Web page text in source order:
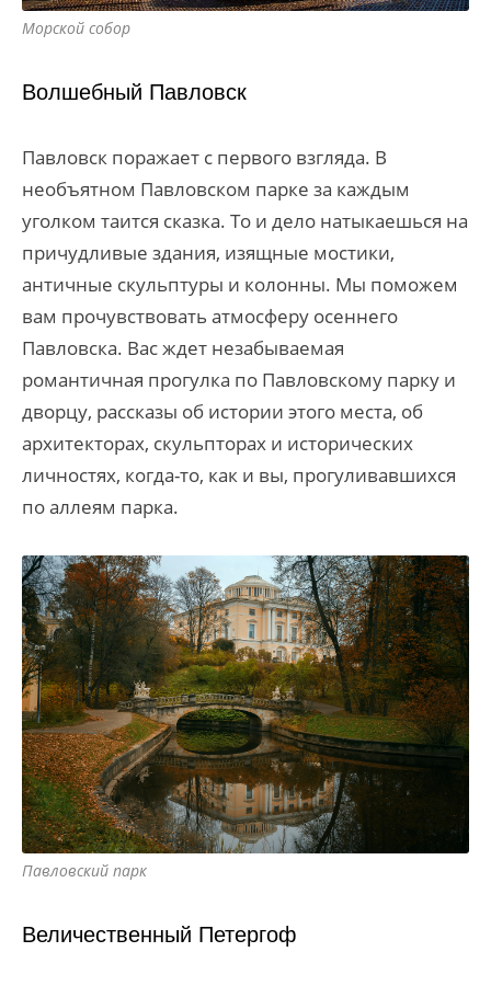
Морской собор
Волшебный Павловск
Павловск поражает с первого взгляда. В
необъятном Павловском парке за каждым
уголком таится сказка. То и дело натыкаешься на
причудливые здания, изящные мостики,
античные скульптуры и колонны. Мы поможем
вам прочувствовать атмосферу осеннего
Павловска. Вас ждет незабываемая
романтичная прогулка по Павловскому парку и
дворцу, рассказы об истории этого места, об
архитекторах, скульпторах и исторических
личностях, когда-то, как и вы, прогуливавшихся
по аллеям парка.
Павловский парк
Величественный Петергоф